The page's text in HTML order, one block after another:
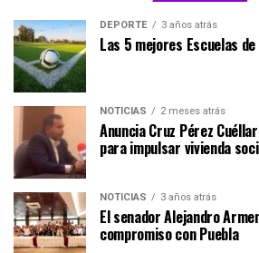
DEPORTE 3 años atrás
Las 5 mejores Escuelas
NOTICIAS 2 meses atrás
Anuncia Cruz Pérez
para impulsar vivienda
NOTICIAS 3 años atrás
El senador Alejandro
compromiso con Puebla